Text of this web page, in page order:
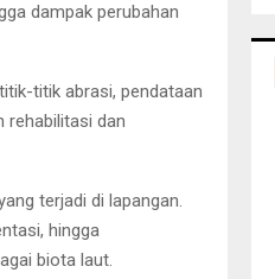
dampak perubahan
titik abrasi, pendataan
rehabilitasi dan
terjadi di lapangan.
hingga
biota laut.